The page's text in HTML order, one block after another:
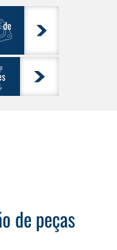
de peças